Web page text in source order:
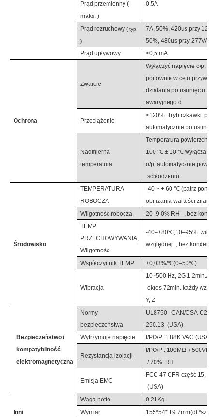
Prąd przemienny (
maks. )
0.5A
Prąd rozruchowy ( typ.
)
7A, 50%, 420us przy
50%, 480us przy 277VAC
Prąd upływowy
<0,5 mA
Ochrona
Zwarcie
Wyłączyć napięcie o/p,
ponownie w celu
działania po usunięciu
awaryjnego d
Przeciążenie
≤120% Tryb czkawki,
automatycznie po
Nadmierna
temperatura
Temperatura powierzchni
100 ℃ ± 10 ℃ wyłącza
o/p, automatycznie
schłodzeniu
Środowisko
TEMPERATURA
ROBOCZA
-40 ~ + 60 ℃ (patrz
obniżania wartości
Wilgotność robocza
20–9 0% RH
, bez
TEMP.
PRZECHOWYWANIA,
Wilgotność
-40–+80℃,10–95%
względnej , bez
Współczynnik TEMP ±0,03%/℃(0–50℃)
Wibracja
10~500 Hz, 2G 1 2min./1
okres 72min. każdy
Y, Z
Bezpieczeństwo i
kompatybilność
elektromagnetyczna
Normy
bezpieczeństwa
UL8750
CAN/CSA-C22.2
250.13 (USA)
Wytrzymuje napięcie
I/PO/P: 1.88K VAC (USA)
Rezystancja izolacji
I/PO/P : 100MΩ / 500VDC
/ 70% RH
Emisja EMC
FCC 47 CFR część 15,
(USA)
Inni
Waga netto 0.21 Kg
Wymiar
155*54* 19.7